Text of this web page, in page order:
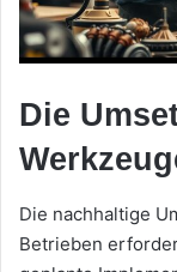
Die
Die nachhaltige
Betrieben